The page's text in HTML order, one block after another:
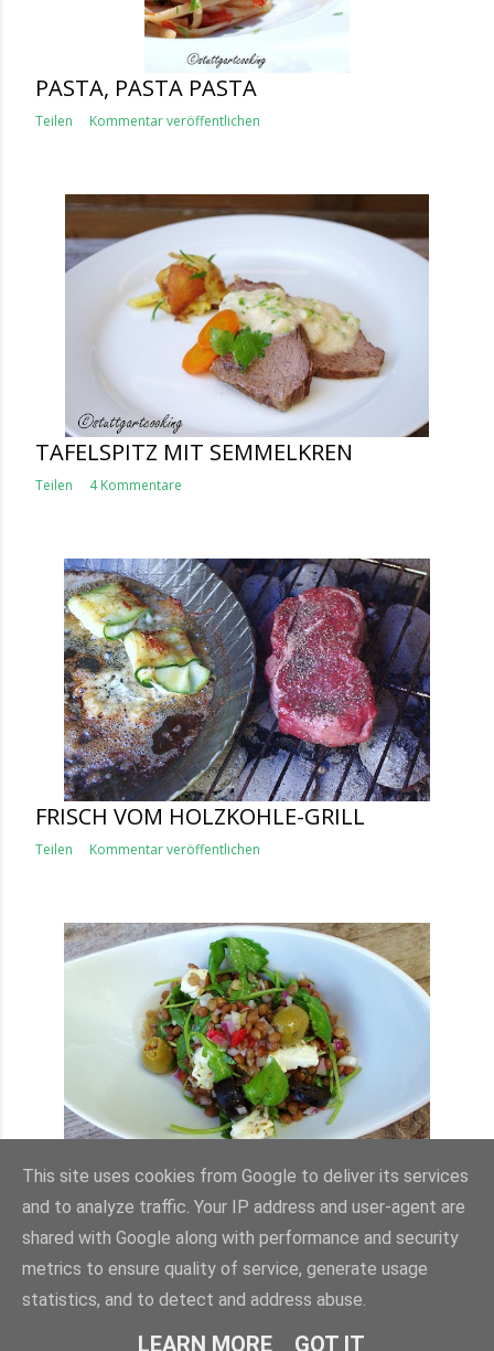
PASTA, PASTA PASTA
Teilen Kommentar veröffentlichen
TAFELSPITZ MIT SEMMELKREN
Teilen 4 Kommentare
FRISCH VOM HOLZKOHLE-GRILL
Teilen Kommentar veröffentlichen
LINSEN-SALAT
Teilen 2 Kommentare
ÄLTERE POSTS
This site uses cookies from Google to deliver its services
and to analyze traffic. Your IP address and user-agent are
shared with Google along with performance and security
metrics to ensure quality of service, generate usage
statistics, and to detect and address abuse.
LEARN MORE GOT IT